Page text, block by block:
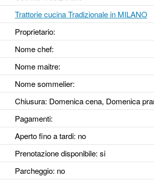
Trattorie cucina Tradizionale in MILANO
Proprietario:
Nome chef:
Nome maitre:
Nome sommelier:
Chiusura: Domenica cena, Domenica
Pagamenti:
Aperto fino a tardi: no
Prenotazione disponibile: si
Parcheggio: no